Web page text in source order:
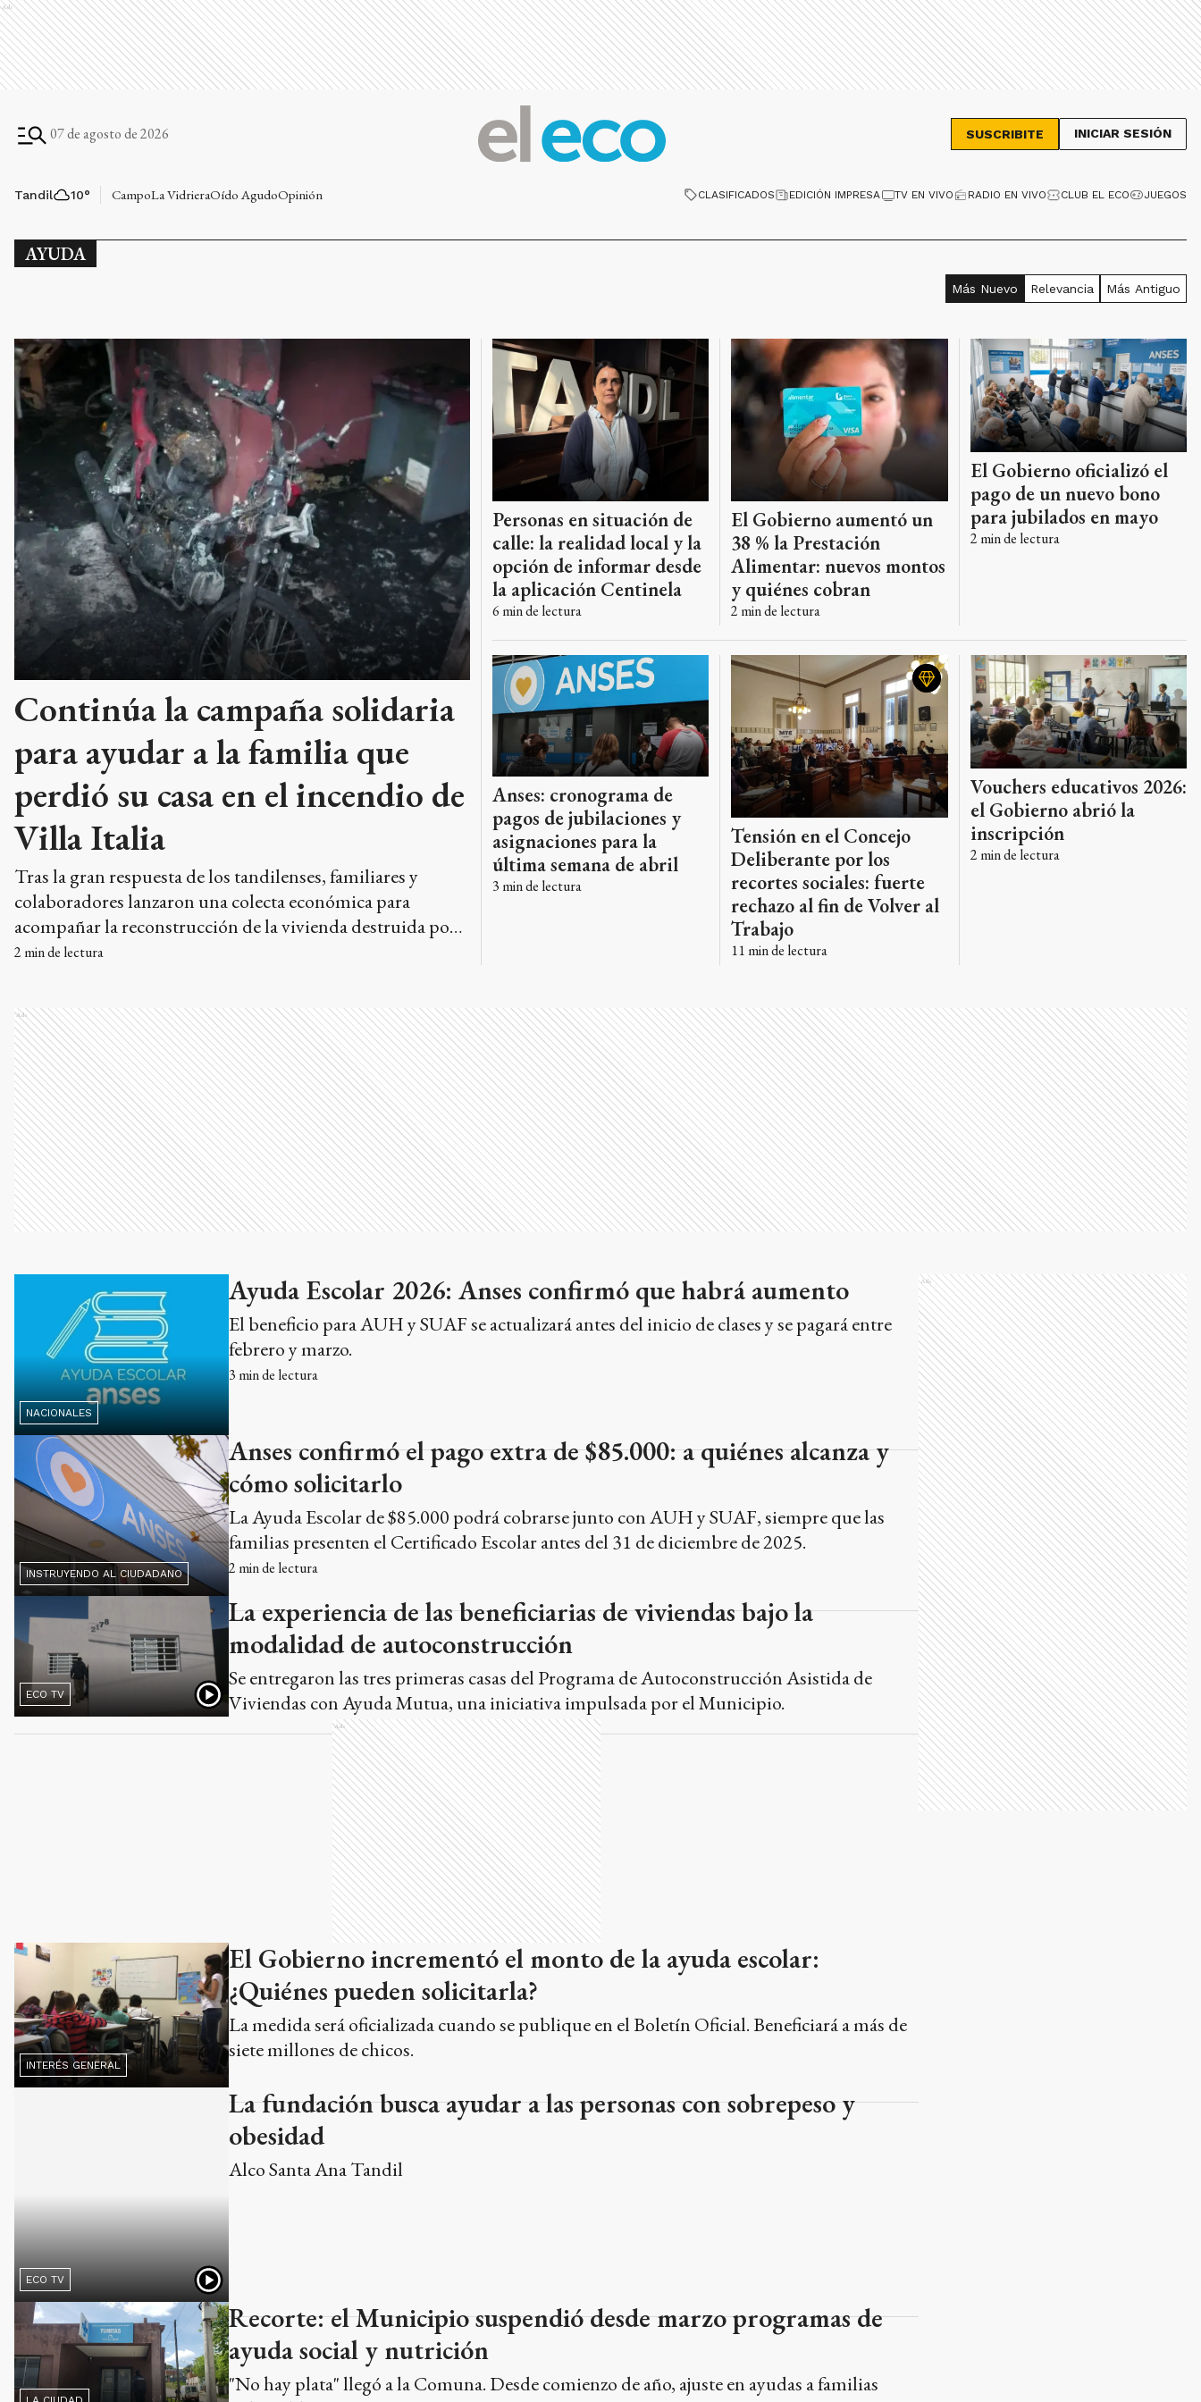
Ads
07 de agosto de 2026 SUSCRIBITE INICIAR SESIÓN
Tandil 10° CampoLa VidrieraOído AgudoOpinión CLASIFICADOS EDICIÓN IMPRESA TV EN VIVO RADIO EN VIVO CLUB EL ECO JUEGOS
AYUDA
Más Nuevo Relevancia Más Antiguo
Continúa la campaña solidaria
para ayudar a la familia que
perdió su casa en el incendio de
Villa Italia
Tras la gran respuesta de los tandilenses, familiares y
colaboradores lanzaron una colecta económica para
acompañar la reconstrucción de la vivienda destruida por
el fuego. Solicitan aportes voluntarios de mil pesos y
2 min de lectura
Personas en situación de
calle: la realidad local y la
opción de informar desde
la aplicación Centinela
6 min de lectura
El Gobierno aumentó un
38 % la Prestación
Alimentar: nuevos montos
y quiénes cobran
2 min de lectura
El Gobierno oficializó el
pago de un nuevo bono
para jubilados en mayo
2 min de lectura
Anses: cronograma de
pagos de jubilaciones y
asignaciones para la
última semana de abril
3 min de lectura
Tensión en el Concejo
Deliberante por los
recortes sociales: fuerte
rechazo al fin de Volver al
Trabajo
11 min de lectura
Vouchers educativos 2026:
el Gobierno abrió la
inscripción
2 min de lectura
Ads
NACIONALES
Ayuda Escolar 2026: Anses confirmó que habrá aumento
El beneficio para AUH y SUAF se actualizará antes del inicio de clases y se pagará entre
febrero y marzo.
3 min de lectura
INSTRUYENDO AL CIUDADANO
Anses confirmó el pago extra de $85.000: a quiénes alcanza y
cómo solicitarlo
La Ayuda Escolar de $85.000 podrá cobrarse junto con AUH y SUAF, siempre que las
familias presenten el Certificado Escolar antes del 31 de diciembre de 2025.
2 min de lectura
ECO TV
La experiencia de las beneficiarias de viviendas bajo la
modalidad de autoconstrucción
Se entregaron las tres primeras casas del Programa de Autoconstrucción Asistida de
Viviendas con Ayuda Mutua, una iniciativa impulsada por el Municipio.
Ads
INTERÉS GENERAL
El Gobierno incrementó el monto de la ayuda escolar:
¿Quiénes pueden solicitarla?
La medida será oficializada cuando se publique en el Boletín Oficial. Beneficiará a más de
siete millones de chicos.
La fundación busca ayudar a las personas con sobrepeso y
obesidad
Alco Santa Ana Tandil
LA CIUDAD
vulnerables.
Ads